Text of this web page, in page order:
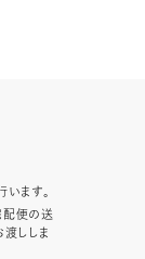
ます。
配便の送
ししま